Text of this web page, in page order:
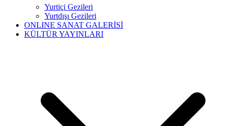
Yurtiçi Gezileri
Yurtdışı Gezileri
ONLINE SANAT GALERİSİ
KÜLTÜR YAYINLARI